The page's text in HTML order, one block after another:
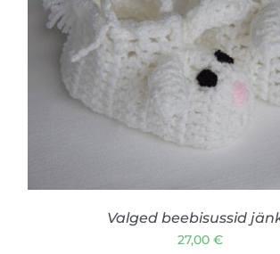
LISA KORVI / VAATA
Valged beebisussid
27,00 €